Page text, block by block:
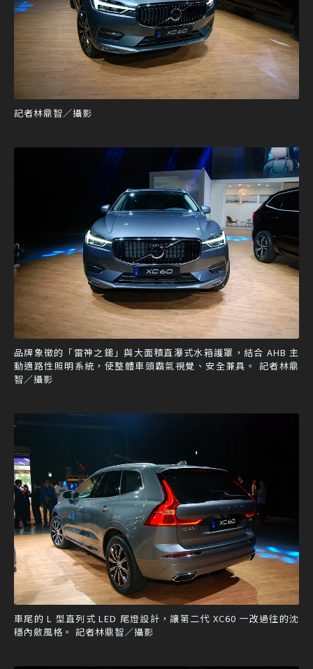
記者林鼎智／攝影
品牌象徵的「雷神之鎚」與大面積直瀑式水箱護罩，結合 AHB 主
動適路性照明系統，使整體車頭霸氣視覺、安全兼具。 記者林鼎
智／攝影
車尾的 L 型直列式 LED 尾燈設計，讓第二代 XC60 一改過往的沈
穩內斂風格。 記者林鼎智／攝影